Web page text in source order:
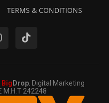
TERMS & CONDITIONS
Big Drop . Digital Marketing
Μ.Η.Τ 242248